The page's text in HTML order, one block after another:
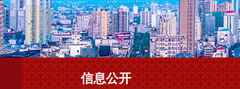
信息公开